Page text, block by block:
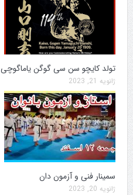
تولد کایچو سن سی گوگن یاماگوچی
ژانویه 21, 2023
سمینار فنی و آزمون دان
ژانویه 20, 2023